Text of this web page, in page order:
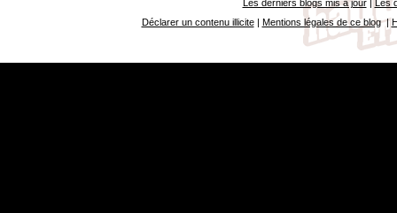
Les derniers blogs mis à jour|
Les
Déclarer un contenu illicite| Mentions légales de ce blog|